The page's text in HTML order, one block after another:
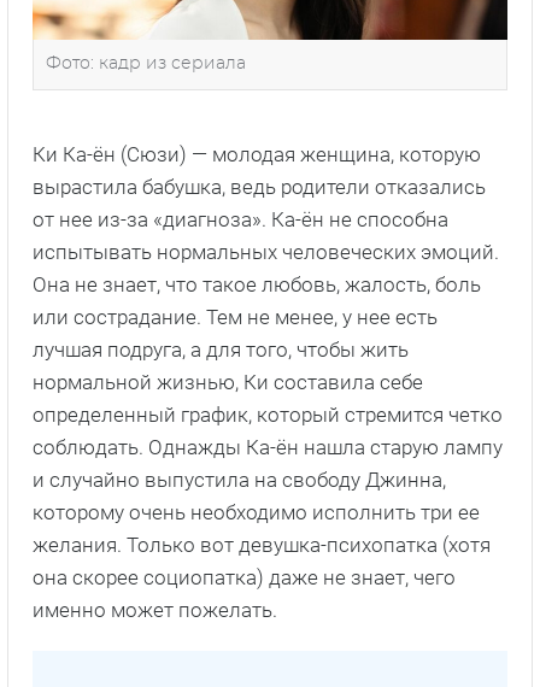
Фото: кадр из сериала
Ки Ка-ён (Сюзи) — молодая женщина, которую
вырастила бабушка, ведь родители отказались
от нее из-за «диагноза». Ка-ён не способна
испытывать нормальных человеческих эмоций.
Она не знает, что такое любовь, жалость, боль
или сострадание. Тем не менее, у нее есть
лучшая подруга, а для того, чтобы жить
нормальной жизнью, Ки составила себе
определенный график, который стремится четко
соблюдать. Однажды Ка-ён нашла старую лампу
и случайно выпустила на свободу Джинна,
которому очень необходимо исполнить три ее
желания. Только вот девушка-психопатка (хотя
она скорее социопатка) даже не знает, чего
именно может пожелать.